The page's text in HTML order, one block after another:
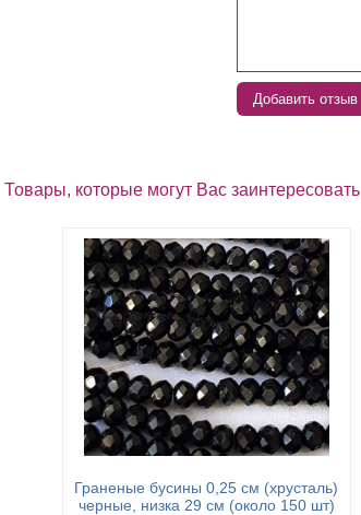
Добавить отзыв
Товары, которые могут Вас заинтересовать
Граненые бусины 0,25 см (хрусталь)
черные, низка 29 см (около 150 шт)